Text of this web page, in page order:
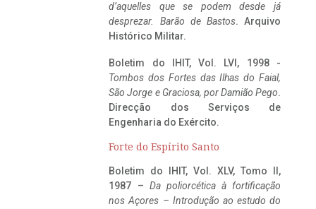
d’aquelles que se podem desde já
desprezar. Barão de Bastos. Arquivo
Histórico Militar.
Boletim do IHIT, Vol. LVI, 1998 -
Tombos dos Fortes das Ilhas do Faial,
São Jorge e Graciosa, por Damião Pego.
Direcção dos Serviços de
Engenharia do Exército.
Forte do Espírito Santo
Boletim do IHIT, Vol. XLV, Tomo II,
1987 – Da poliorcética à fortificação
nos Açores – Introdução ao estudo do